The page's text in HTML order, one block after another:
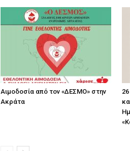
Αιμοδοσία από τον «ΔΕΣΜΟ» στην
Ακράτα